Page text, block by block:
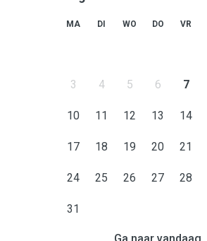
MA DI WO DO VR
3 4 5 6 7
10 11 12 13 14
17 18 19 20 21
24 25 26 27 28
31